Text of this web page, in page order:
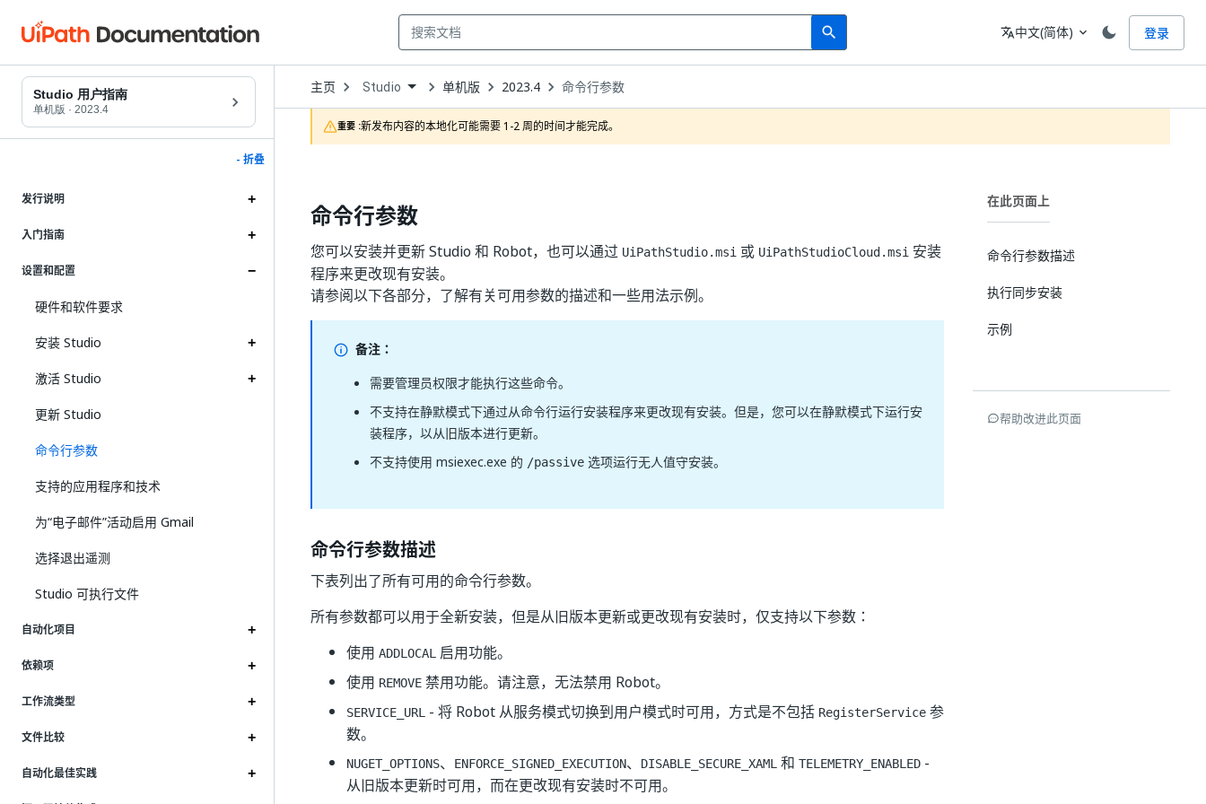
search
Search 语言
translate中文(简体) expand_more 登录
Studio 用户指南
单机版 · 2023.4
- 折叠
发行说明
入门指南
设置和配置
硬件和软件要求
安装 Studio
激活 Studio
更新 Studio
命令行参数
支持的应用程序和技术
为“电子邮件”活动启用 Gmail
选择退出遥测
Studio 可执行文件
自动化项目
依赖项
工作流类型
文件比较
自动化最佳实践
主页 Open
Dropdown
to
choose
product
Studio 单机版 2023.4 命令行参数
重要 :新发布内容的本地化可能需要 1-2 周的时间才能完成。
命令行参数
您可以安装并更新 Studio 和 Robot，也可以通过 UiPathStudio.msi 或 UiPathStudioCloud.msi 安装
程序来更改现有安装。
请参阅以下各部分，了解有关可用参数的描述和一些用法示例。
备注：
需要管理员权限才能执行这些命令。
不支持在静默模式下通过从命令行运行安装程序来更改现有安装。但是，您可以在静默模式下运行安
装程序，以从旧版本进行更新。
不支持使用 msiexec.exe 的 /passive 选项运行无人值守安装。
命令行参数描述
下表列出了所有可用的命令行参数。
所有参数都可以用于全新安装，但是从旧版本更新或更改现有安装时，仅支持以下参数：
使用 ADDLOCAL 启用功能。
使用 REMOVE 禁用功能。请注意，无法禁用 Robot。
SERVICE_URL - 将 Robot 从服务模式切换到用户模式时可用，方式是不包括 RegisterService 参
数。
NUGET_OPTIONS、 ENFORCE_SIGNED_EXECUTION、 DISABLE_SECURE_XAML 和 TELEMETRY_ENABLED -
从旧版本更新时可用，而在更改现有安装时不可用。
在此页面上
命令行参数描述
执行同步安装
示例
帮助改进此页面